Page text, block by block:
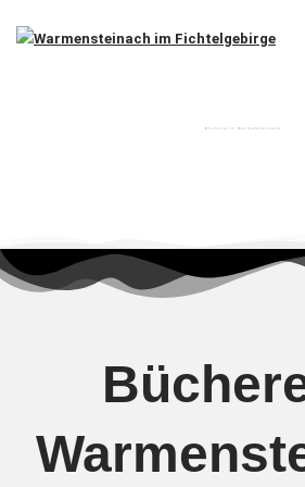
Bücherei in Warmensteinach